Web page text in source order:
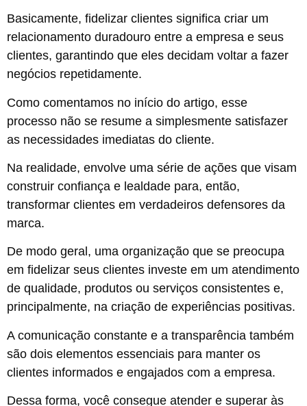
Basicamente, fidelizar clientes significa criar um
relacionamento duradouro entre a empresa e seus
clientes, garantindo que eles decidam voltar a fazer
negócios repetidamente.
Como comentamos no início do artigo, esse
processo não se resume a simplesmente satisfazer
as necessidades imediatas do cliente.
Na realidade, envolve uma série de ações que visam
construir confiança e lealdade para, então,
transformar clientes em verdadeiros defensores da
marca.
De modo geral, uma organização que se preocupa
em fidelizar seus clientes investe em um atendimento
de qualidade, produtos ou serviços consistentes e,
principalmente, na criação de experiências positivas.
A comunicação constante e a transparência também
são dois elementos essenciais para manter os
clientes informados e engajados com a empresa.
Dessa forma, você consegue atender e superar às